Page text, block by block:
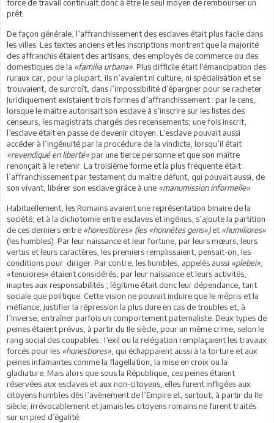
force de travail continuait donc à être le seul moyen de rembourser un
prêt.
De façon générale, l’affranchissement des esclaves était plus facile dans
les villes. Les textes anciens et les inscriptions montrent que la majorité
des affranchis étaient des artisans, des employés de commerce ou des
domestiques de la «familia urbana». Plus difficile était l’émancipation des
ruraux car, pour la plupart, ils n’avaient ni culture, ni spécialisation et se
trouvaient, de surcroît, dans l’impossibilité d’épargner pour se racheter.
Juridiquement existaient trois formes d’affranchissement : par le cens,
lorsque le maître autorisait son esclave à s’inscrire sur les listes des
censeurs, les magistrats chargés des recensements; une fois inscrit,
l’esclave était en passe de devenir citoyen. L’esclave pouvait aussi
accéder à l’ingénuité par la procédure de la vindicte, lorsqu’il était
«revendiqué en liberté»par une tierce personne et que son maître
renonçait à le retenir. La troisième forme et la plus fréquente était
l’affranchissement par testament du maître défunt, qui pouvait aussi, de
son vivant, libérer son esclave grâce à une «manumission informelle».
Habituellement, les Romains avaient une représentation binaire de la
société; et à la dichotomie entre esclaves et ingénus, s’ajoute la partition
de ces derniers entre «honestiores» (les «honnêtes gens»)et«humiliores»
(les humbles). Par leur naissance et leur fortune, par leurs mœurs, leurs
vertus et leurs caractères, les premiers remplissaient, pensait-on, les
conditions pour diriger. Par contre, les humbles, appelés aussi «plebei»,
«tenuiores» étaient considérés, par leur naissance et leurs activités,
inaptes aux responsabilités ; légitime était donc leur dépendance, tant
sociale que politique. Cette vision ne pouvait induire que le mépris et la
méfiance; justifier la répression la plus dure en cas de troubles et, à
l’inverse, entraîner parfois un comportement paternaliste. Deux types de
peines étaient prévus, à partir du IIe siècle, pour un même crime, selon le
rang social des coupables : l’exil ou la relégation remplaçaient les travaux
forcés pour les «honestiores», qui échappaient aussi à la torture et aux
peines infamantes comme la flagellation, la mise en croix ou la
gladiature. Mais alors que sous la République, ces peines étaient
réservées aux esclaves et aux non-citoyens, elles furent infligées aux
citoyens humbles dès l’avènement de l’Empire et, surtout, à partir du IIe
siècle; irrévocablement et jamais les citoyens romains ne furent traités
sur un pied d’égalité.